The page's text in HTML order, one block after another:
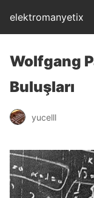
elektromanyetix
Wolfgang
Buluşları
yucelll